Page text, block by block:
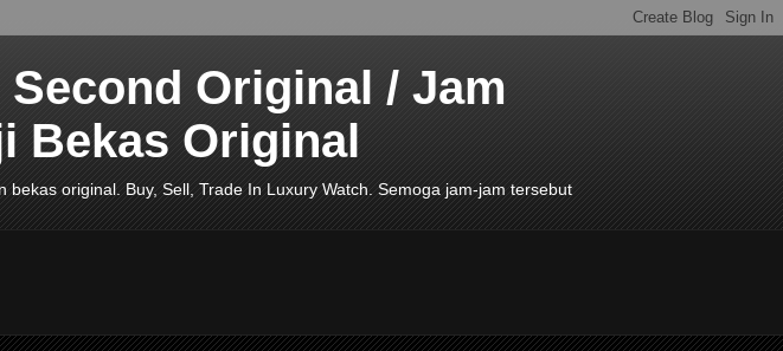
Original / Jam
Bekas Original
original. Buy, Sell, Trade In Luxury Watch. Semoga jam-jam tersebut